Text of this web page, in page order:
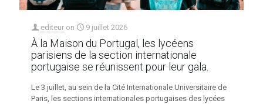
editeur on 9 juillet 2026
À la Maison du Portugal, les lycéens
parisiens de la section internationale
portugaise se réunissent pour leur gala.
Le 3 juillet, au sein de la Cité Internationale Universitaire de
Paris, les sections internationales portugaises des lycées